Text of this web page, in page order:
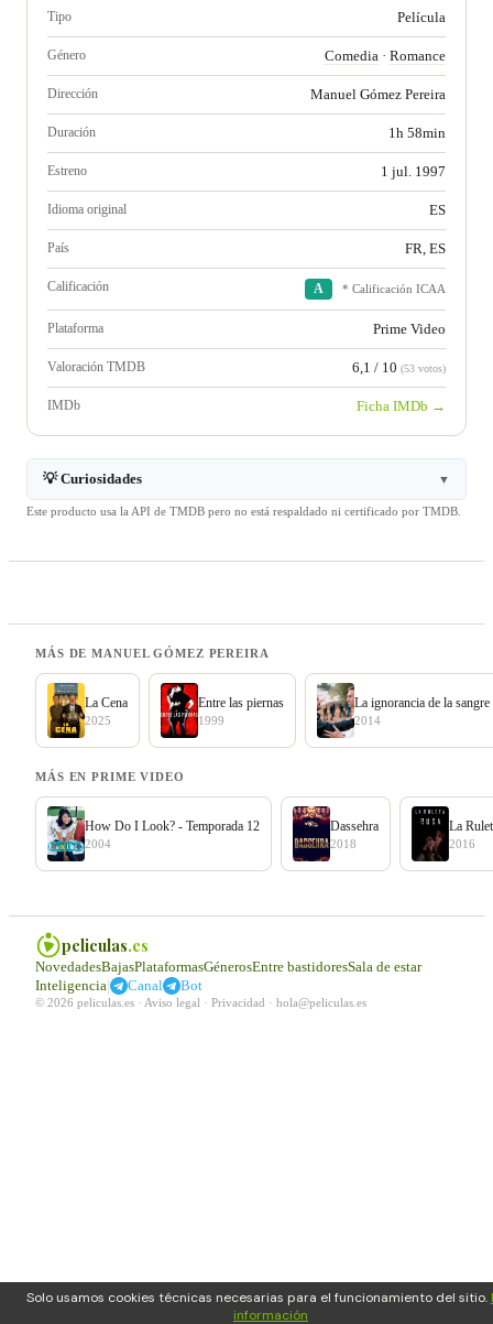
Solo usamos cookies técnicas necesarias para el funcionamiento del sitio.
información
Tipo Película
Género Comedia · Romance
Dirección Manuel Gómez Pereira
Duración 1h 58min
Estreno 1 jul. 1997
Idioma original ES
País FR, ES
Calificación A * Calificación ICAA
Plataforma Prime Video
Valoración TMDB 6,1 / 10 (53 votos)
IMDb Ficha IMDb →
💡 Curiosidades ▼
Este producto usa la API de TMDB pero no está respaldado ni certificado por TMDB.
MÁS DE MANUEL GÓMEZ PEREIRA
La Cena
2025
Entre las piernas
1999
La ignorancia de la sangre
2014
MÁS EN PRIME VIDEO
How Do I Look? - Temporada 12
2004
Dassehra
2018
La
2016
peliculas.es
NovedadesBajasPlataformasGénerosEntre bastidoresSala de estar
Inteligencia| Canal Bot
© 2026 peliculas.es · Aviso legal · Privacidad · hola@peliculas.es